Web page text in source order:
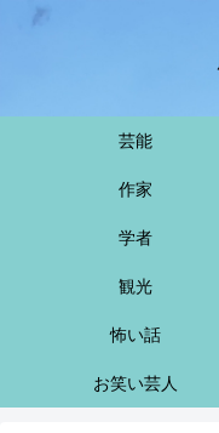
芸能
作家
学者
観光
怖い話
お笑い芸人